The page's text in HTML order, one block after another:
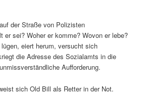
der Straße von Polizisten
er sei? Woher er komme? Wovon er lebe?
eiert herum, versucht sich
die Adresse des Sozialamts in die
Aufforderung.
sich Old Bill als Retter in der Not.